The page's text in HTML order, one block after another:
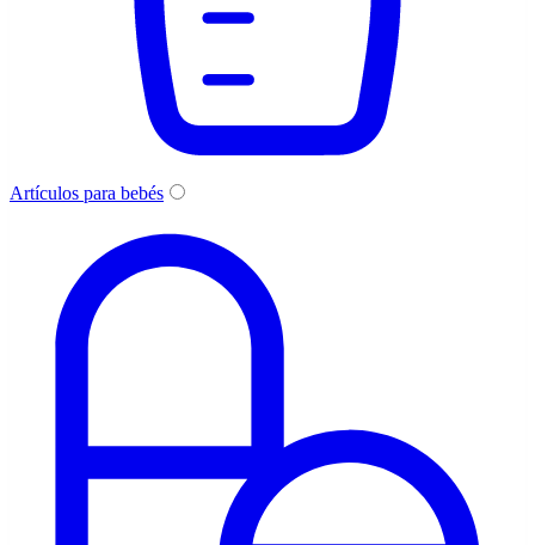
Artículos para bebés